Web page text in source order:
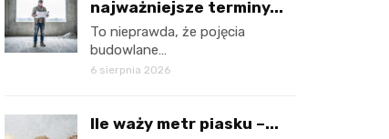
najważniejsze terminy...
To nieprawda, że pojęcia
budowlane…
6 sierpnia 2026
Ile waży metr piasku –...